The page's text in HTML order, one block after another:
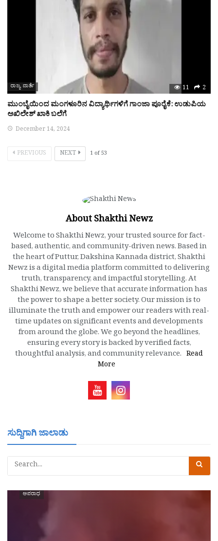
ರಾಜ್ಯ ವಾರ್ತೆ 11 2
ಮುಂಬೈಯಿಂದ ಮಂಗಳೂರಿನ ವಿದ್ಯಾರ್ಥಿಗಳಿಗೆ ಗಾಂಜಾ ಪೂರೈಕೆ: ಉಡುಪಿಯ
ಅಖಿಲೇಶ್ ಖಾಕಿ ಬಲೆಗೆ
December 14, 2024
PREVIOUS NEXT 1 of53
About Shakthi Newz
Welcome to Shakthi Newz, your trusted source for fact-
based, authentic, and community-driven news. Based in
the heart of Puttur, Dakshina Kannada district, Shakthi
Newz is a digital media platform committed to delivering
truth, transparency, and impactful storytelling. At
Shakthi Newz, we believe that accurate information has
the power to shape a better society. Our mission is to
illuminate the truth and empower our readers with real-
time updates on significant events and developments
from around the globe. We go beyond the headlines,
ensuring every story is backed by verified facts,
thoughtful analysis, and community relevance. Read
More
ಸುದ್ದಿಗಾಗಿ ಜಾಲಾಡು
ಅಪರಾಧ